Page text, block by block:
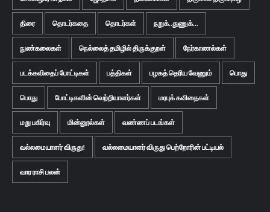
திரை தொடர்கதை தொடர்கள் நறுக்..துணுக்...
நுண்கலைகள் நெல்லைத் தமிழில் திருக்குறள் நேர்காணல்கள்
படக்கவிதைப் போட்டிகள் பத்திகள் பழகத் தெரிய வேணும் பொது
பொது போட்டிகளின் வெற்றியாளர்கள் மரபுக் கவிதைகள்
மறு பகிர்வு மின்னூல்கள் வண்ணப் படங்கள்
வல்லமையாளர் விருது! வல்லமையாளர் விருது பெற்றோரின் பட்டியல்
வார ராசி பலன்